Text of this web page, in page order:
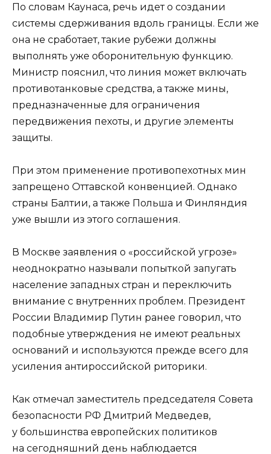
По словам Каунаса, речь идет о создании
системы сдерживания вдоль границы. Если же
она не сработает, такие рубежи должны
выполнять уже оборонительную функцию.
Министр пояснил, что линия может включать
противотанковые средства, а также мины,
предназначенные для ограничения
передвижения пехоты, и другие элементы
защиты.
При этом применение противопехотных мин
запрещено Оттавской конвенцией. Однако
страны Балтии, а также Польша и Финляндия
уже вышли из этого соглашения.
В Москве заявления о «российской угрозе»
неоднократно называли попыткой запугать
население западных стран и переключить
внимание с внутренних проблем. Президент
России Владимир Путин ранее говорил, что
подобные утверждения не имеют реальных
оснований и используются прежде всего для
усиления антироссийской риторики.
Как отмечал заместитель председателя Совета
безопасности РФ Дмитрий Медведев,
у большинства европейских политиков
на сегодняшний день наблюдается